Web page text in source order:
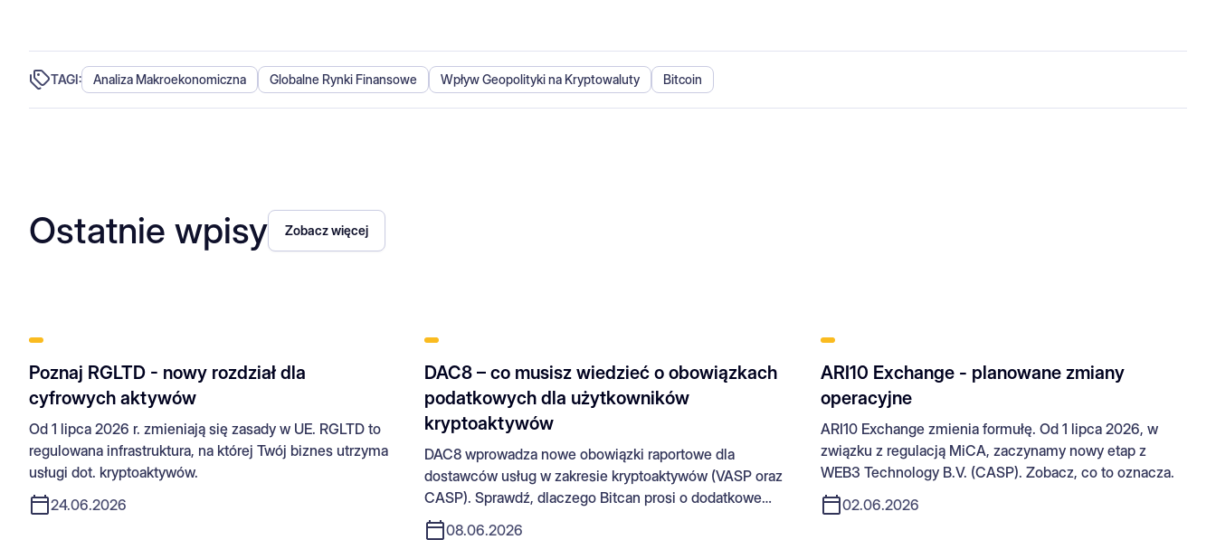
TAGI: Analiza Makroekonomiczna Globalne Rynki Finansowe Wpływ Geopolityki na Kryptowaluty Bitcoin
Ostatnie wpisy Zobacz więcej
Poznaj RGLTD - nowy rozdział dla
cyfrowych aktywów
Od 1 lipca 2026 r. zmieniają się zasady w UE. RGLTD to
regulowana infrastruktura, na której Twój biznes utrzyma
usługi dot. kryptoaktywów.
24.06.2026
DAC8 – co musisz wiedzieć o obowiązkach
podatkowych dla użytkowników
kryptoaktywów
DAC8 wprowadza nowe obowiązki raportowe dla
dostawców usług w zakresie kryptoaktywów (VASP oraz
CASP). Sprawdź, dlaczego Bitcan prosi o dodatkowe
dane i jakie działania należy podjąć.
08.06.2026
ARI10 Exchange - planowane zmiany
operacyjne
ARI10 Exchange zmienia formułę. Od 1 lipca 2026, w
związku z regulacją MiCA, zaczynamy nowy etap z
WEB3 Technology B.V. (CASP). Zobacz, co to oznacza.
02.06.2026